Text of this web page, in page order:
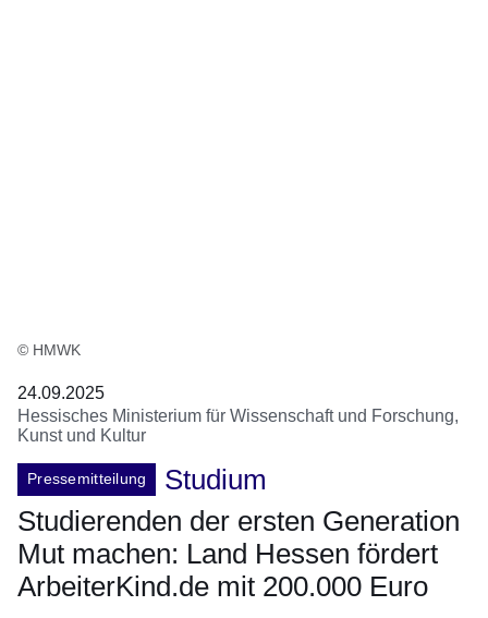
© HMWK
24.09.2025
Hessisches Ministerium für Wissenschaft und Forschung,
Kunst und Kultur
Pressemitteilung
Studium
Studierenden der ersten Generation
Mut machen: Land Hessen fördert
ArbeiterKind.de mit 200.000 Euro